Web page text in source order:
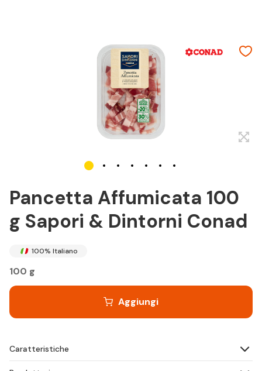
Pancetta Affumicata 100
g Sapori & Dintorni Conad
100% Italiano
100 g
Aggiungi
Caratteristiche